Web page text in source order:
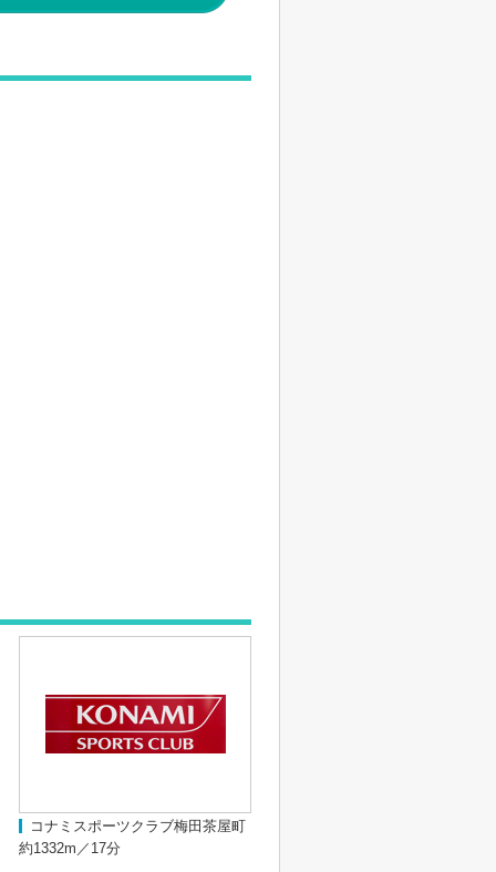
コナミスポーツクラブ梅田茶屋町
約1332m／17分